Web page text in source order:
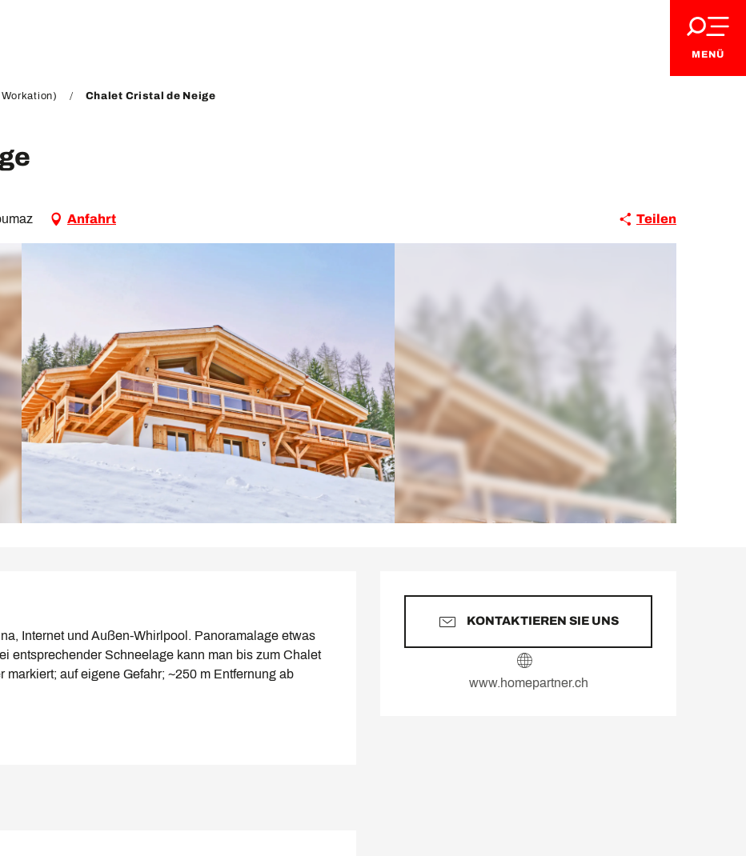
MENÜ
Chalet Cristal de Neige
Anfahrt Teilen
Öffnungszeiten &
KONTAKTIEREN SIE UNS
www.homepartner.ch
Internet und Außen-Whirlpool. Panoramalage etwas
entsprechender Schneelage kann man bis zum Chalet
auf eigene Gefahr; ~250 m Entfernung ab